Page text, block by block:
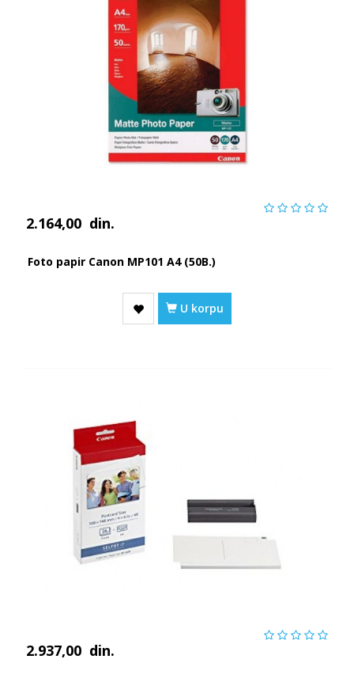
2.164,00 din.
Foto papir Canon MP101 A4 (50B.)
U korpu
2.937,00 din.